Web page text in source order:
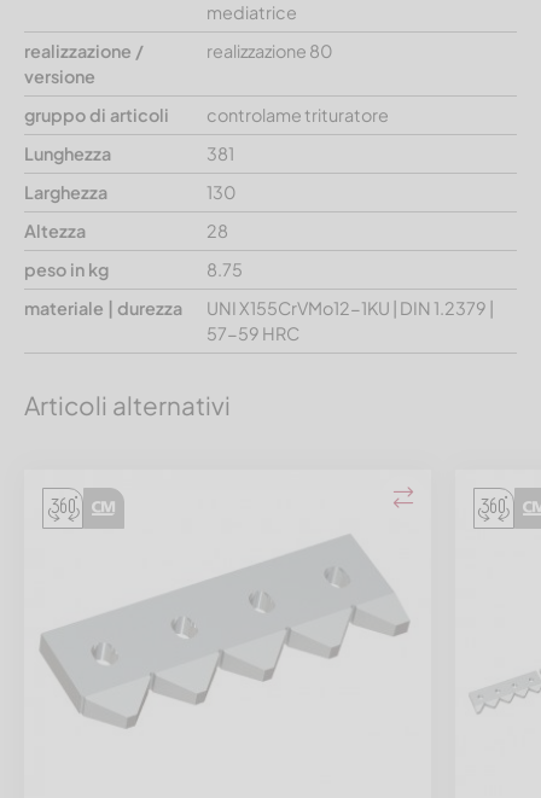
mediatrice
realizzazione /
versione
realizzazione 80
gruppo di articoli
controlame trituratore
Lunghezza
381
Larghezza
130
Altezza
28
peso in kg
8.75
materiale | durezza
UNI X155CrVMo12-1KU | DIN 1.2379 |
57-59 HRC
Articoli alternativi